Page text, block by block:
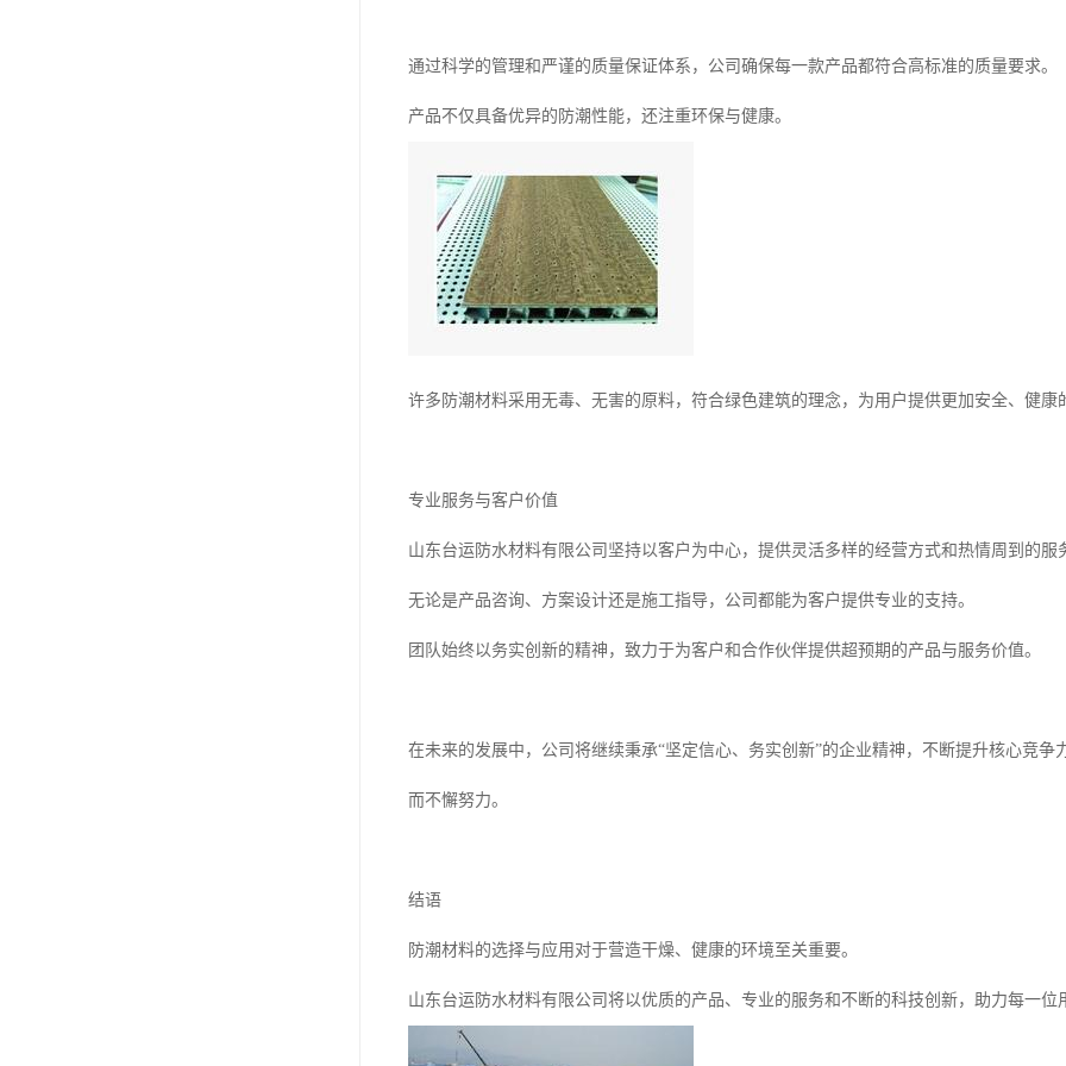
通过科学的管理和严谨的质量保证体系，公司确保每一款产品都符合高标准的质量要求。
产品不仅具备优异的防潮性能，还注重环保与健康。
许多防潮材料采用无毒、无害的原料，符合绿色建筑的理念，为用户提供更加安全、健康
专业服务与客户价值
山东台运防水材料有限公司坚持以客户为中心，提供灵活多样的经营方式和热情周到的服
无论是产品咨询、方案设计还是施工指导，公司都能为客户提供专业的支持。
团队始终以务实创新的精神，致力于为客户和合作伙伴提供超预期的产品与服务价值。
在未来的发展中，公司将继续秉承“坚定信心、务实创新”的企业精神，不断提升核心竞
而不懈努力。
结语
防潮材料的选择与应用对于营造干燥、健康的环境至关重要。
山东台运防水材料有限公司将以优质的产品、专业的服务和不断的科技创新，助力每一位